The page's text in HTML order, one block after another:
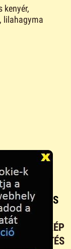
kenyér,
lilahagyma
ÉS SÜTÉS
TE IS!
ÚJ KÉP
FELTÖLTÉS